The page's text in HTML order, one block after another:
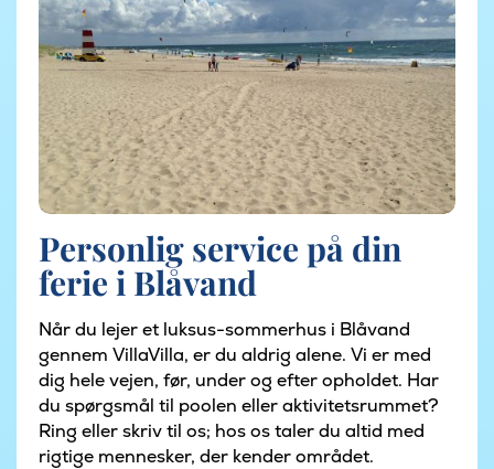
Personlig service på din
ferie i Blåvand
Når du lejer et luksus-sommerhus i Blåvand
gennem VillaVilla, er du aldrig alene. Vi er med
dig hele vejen, før, under og efter opholdet. Har
du spørgsmål til poolen eller aktivitetsrummet?
Ring eller skriv til os; hos os taler du altid med
rigtige mennesker, der kender området.